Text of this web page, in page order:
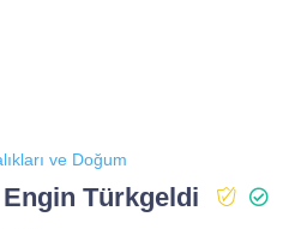
ve Doğum
Engin Türkgeldi